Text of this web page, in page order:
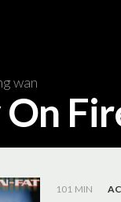
wan
101 MIN